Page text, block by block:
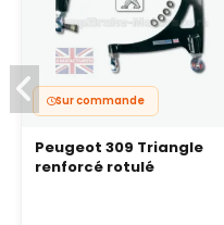
Sur commande
Peugeot 309 Triangle
renforcé rotulé